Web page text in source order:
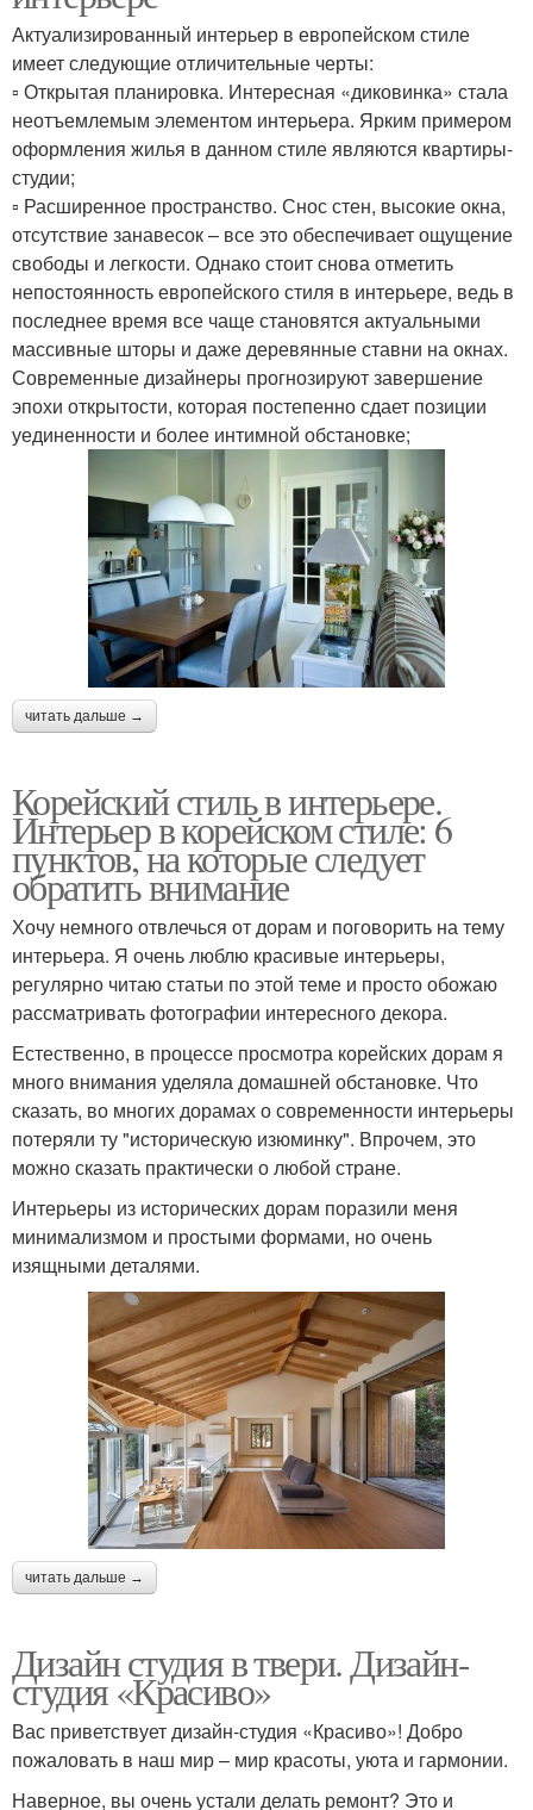
Актуализированный интерьер в европейском стиле
имеет следующие отличительные черты:
▫ Открытая планировка. Интересная «диковинка» стала
неотъемлемым элементом интерьера. Ярким примером
оформления жилья в данном стиле являются квартиры-
студии;
▫ Расширенное пространство. Снос стен, высокие окна,
отсутствие занавесок – все это обеспечивает ощущение
свободы и легкости. Однако стоит снова отметить
непостоянность европейского стиля в интерьере, ведь в
последнее время все чаще становятся актуальными
массивные шторы и даже деревянные ставни на окнах.
Современные дизайнеры прогнозируют завершение
эпохи открытости, которая постепенно сдает позиции
уединенности и более интимной обстановке;
читать дальше →
Корейский стиль в интерьере.
Интерьер в корейском стиле: 6
пунктов, на которые следует
обратить внимание
Хочу немного отвлечься от дорам и поговорить на тему
интерьера. Я очень люблю красивые интерьеры,
регулярно читаю статьи по этой теме и просто обожаю
рассматривать фотографии интересного декора.
Естественно, в процессе просмотра корейских дорам я
много внимания уделяла домашней обстановке. Что
сказать, во многих дорамах о современности интерьеры
потеряли ту "историческую изюминку". Впрочем, это
можно сказать практически о любой стране.
Интерьеры из исторических дорам поразили меня
минимализмом и простыми формами, но очень
изящными деталями.
читать дальше →
Дизайн студия в твери. Дизайн-
студия «Красиво»
Вас приветствует дизайн-студия «Красиво»! Добро
пожаловать в наш мир – мир красоты, уюта и гармонии.
Наверное, вы очень устали делать ремонт? Это и